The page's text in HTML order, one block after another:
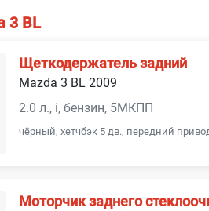
3 BL
Щеткодержатель задний
Mazda 3 BL 2009
2.0 л., i, бензин, 5МКПП
чёрный, хетчбэк 5 дв., передний
Моторчик заднего